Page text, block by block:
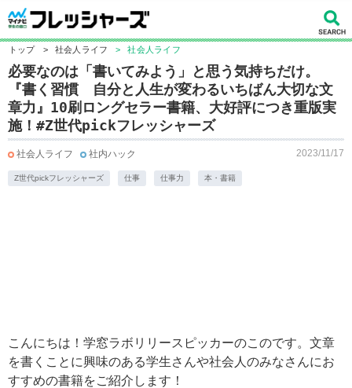
トップ > 社会人ライフ > 社会人ライフ
必要なのは「書いてみよう」と思う気持ちだけ。
『書く習慣 自分と人生が変わるいちばん大切な文
章力』10刷ロングセラー書籍、大好評につき重版実
施！#Z世代pickフレッシャーズ
社会人ライフ 社内ハック 2023/11/17
Z世代pickフレッシャーズ 仕事 仕事力 本・書籍
こんにちは！学窓ラボリリースピッカーのこのです。文章
を書くことに興味のある学生さんや社会人のみなさんにお
すすめの書籍をご紹介します！